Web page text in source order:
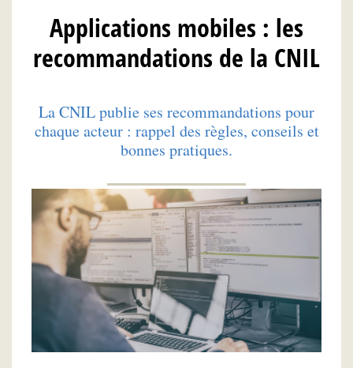
Applications mobiles : les
recommandations de la CNIL
La CNIL publie ses recommandations pour
chaque acteur : rappel des règles, conseils et
bonnes pratiques.